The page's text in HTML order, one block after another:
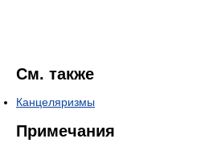
См. также
Канцеляризмы
Примечания